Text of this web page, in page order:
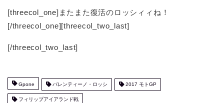
[threecol_one]またまた復活のロッシィィね！
[/threecol_one][threecol_two_last]
[/threecol_two_last]
Gpone バレンティーノ・ロッシ 2017 モトGP
フィリップアイアランド戦